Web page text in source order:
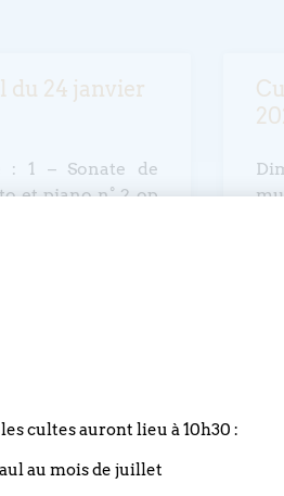
du 24 janvier
: 1 – Sonate de
et piano n° 2 op
cultes auront lieu à 10h30 :
au mois de juillet